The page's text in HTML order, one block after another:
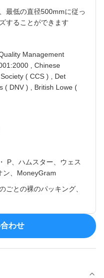
最低の直径500mmに従っ
することができます
Management
, Chinese
( CCS ) , Det
( DNV ) , British Lowe (
P、ハムスター、ウェス
ン、MoneyGram
ごとの裸のパッキング、
わせ